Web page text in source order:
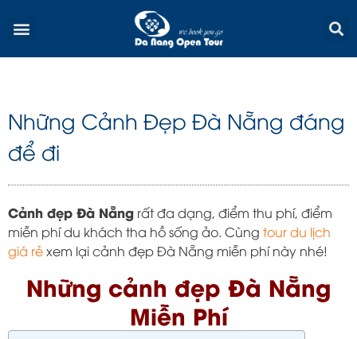
Menu
Những Cảnh Đẹp Đà Nẵng đáng
để đi
Cảnh đẹp Đà Nẵng rất đa dạng, điểm thu phí, điểm
miễn phí du khách tha hồ sống ảo. Cùng tour du lịch
giá rẻxem lại cảnh đẹp Đà Nẵng miễn phí này nhé!
Những cảnh đẹp Đà Nẵng
Miễn Phí